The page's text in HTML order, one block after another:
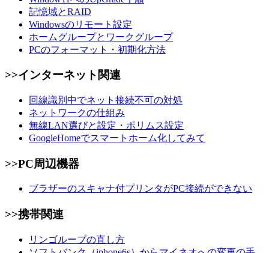
記憶域とRAID
Windowsのリモート設定
ホームグループとワークグループ
PCのフォーマット・初期化方法
>>インターネット関連
回線識別中でネット接続不可の対処
ネットワークの仕組み
無線LAN選びと設定・ポリムス設定
GoogleHomeでスマートホーム化してみて
>>PC周辺機器
ブラザーのスキャナ付プリンタがPC接続ができない
>>携帯関連
リンゴループの直し方